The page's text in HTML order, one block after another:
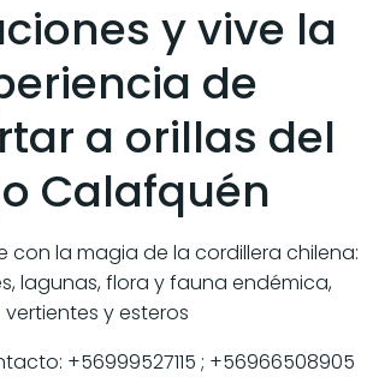
y vive la
de
a orillas del
Calafquén
con la magia de la cordillera chilena:
lagunas, flora y fauna endémica,
vertientes y esteros
+56999527115 ; +56966508905